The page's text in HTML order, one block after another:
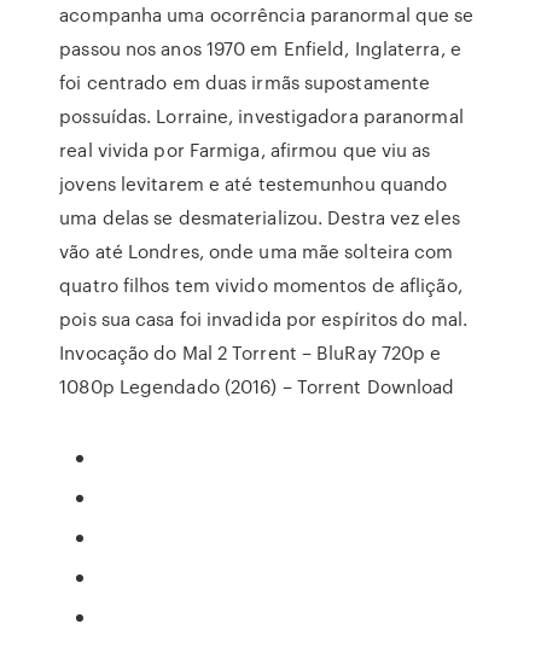
acompanha uma ocorrência paranormal que se
passou nos anos 1970 em Enfield, Inglaterra, e
foi centrado em duas irmãs supostamente
possuídas. Lorraine, investigadora paranormal
real vivida por Farmiga, afirmou que viu as
jovens levitarem e até testemunhou quando
uma delas se desmaterializou. Destra vez eles
vão até Londres, onde uma mãe solteira com
quatro filhos tem vivido momentos de aflição,
pois sua casa foi invadida por espíritos do mal.
Invocação do Mal 2 Torrent – BluRay 720p e
1080p Legendado (2016) – Torrent Download